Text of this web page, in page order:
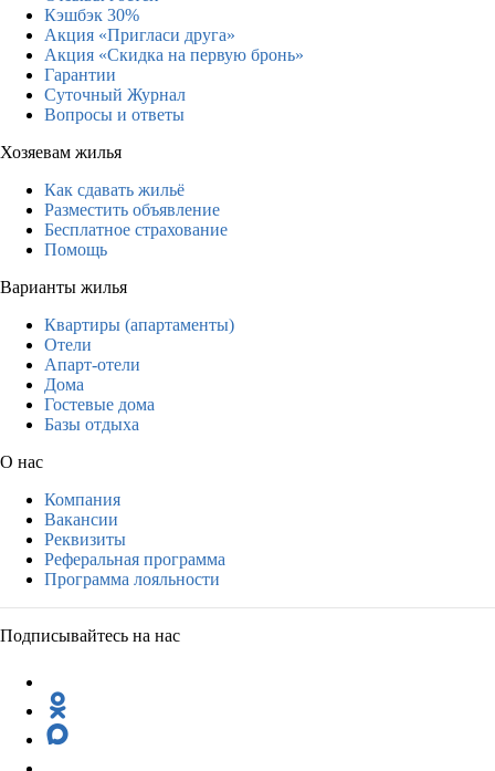
Кэшбэк 30%
Акция «Пригласи друга»
Акция «Скидка на первую бронь»
Гарантии
Суточный Журнал
Вопросы и ответы
Хозяевам жилья
Как сдавать жильё
Разместить объявление
Бесплатное страхование
Помощь
Варианты жилья
Квартиры (апартаменты)
Отели
Апарт-отели
Дома
Гостевые дома
Базы отдыха
О нас
Компания
Вакансии
Реквизиты
Реферальная программа
Программа лояльности
Подписывайтесь на нас